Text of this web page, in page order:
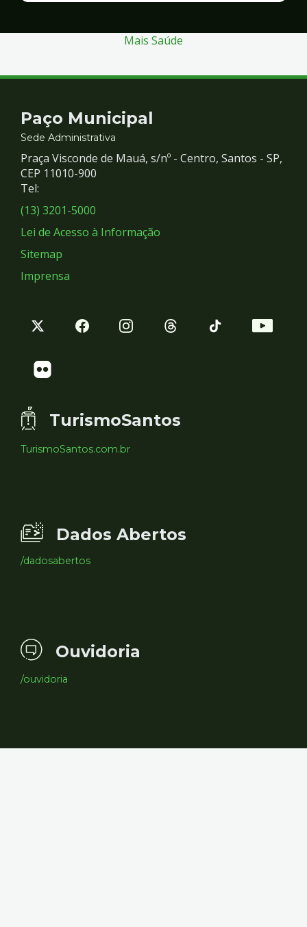
Segurança
Mais Saúde
Contato
e
Redes
Sociais
Paço Municipal
Sede Administrativa
Praça Visconde de Mauá, s/nº - Centro, Santos - SP,
CEP 11010-900
Tel:
(13) 3201-5000
Lei de Acesso à Informação
Sitemap
Imprensa
TurismoSantos
TurismoSantos.com.br
Dados Abertos
/dadosabertos
Ouvidoria
/ouvidoria